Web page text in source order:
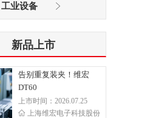
工业设备
新品上市
告别重复装夹！维宏
DT60
上市时间：2026.07.25
上海维宏电子科技股份